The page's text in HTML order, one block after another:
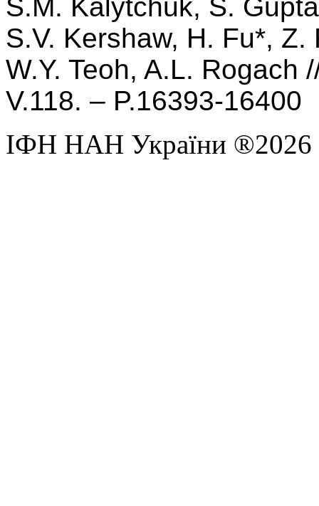
S.М. Kalytchuk, S.
S.V. Kershaw, H. Fu*,
W.Y. Teoh, A.L. Rogach
V.118. – P.16393-16400
ІФН НАН України ®2026